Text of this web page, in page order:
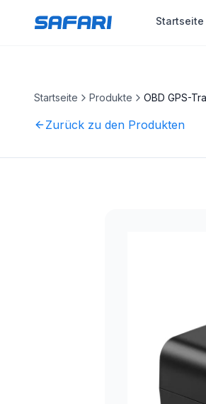
Startseite
Startseite Produkte OBD GPS-
Zurück zu den Produkten